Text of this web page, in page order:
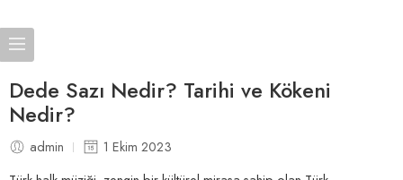
Dede Sazı Nedir? Tarihi ve Kökeni
Nedir?
admin
1 Ekim 2023